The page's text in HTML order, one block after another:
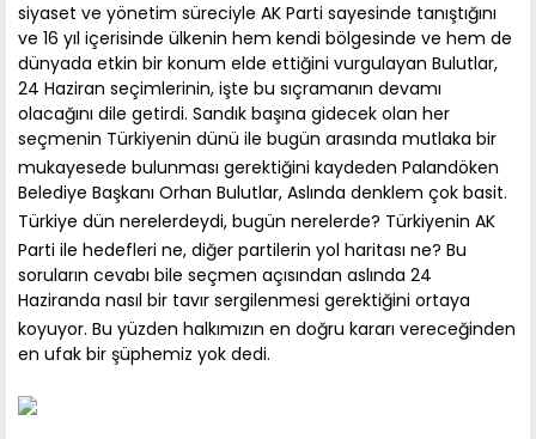
siyaset ve yönetim süreciyle AK Parti sayesinde tanıştığını
ve 16 yıl içerisinde ülkenin hem kendi bölgesinde ve hem de
dünyada etkin bir konum elde ettiğini vurgulayan Bulutlar,
24 Haziran seçimlerinin, işte bu sıçramanın devamı
olacağını dile getirdi. Sandık başına gidecek olan her
seçmenin Türkiyenin dünü ile bugün arasında mutlaka bir
mukayesede bulunması gerektiğini kaydeden Palandöken
Belediye Başkanı Orhan Bulutlar, Aslında denklem çok basit.
Türkiye dün nerelerdeydi, bugün nerelerde? Türkiyenin AK
Parti ile hedefleri ne, diğer partilerin yol haritası ne? Bu
soruların cevabı bile seçmen açısından aslında 24
Haziranda nasıl bir tavır sergilenmesi gerektiğini ortaya
koyuyor. Bu yüzden halkımızın en doğru kararı vereceğinden
en ufak bir şüphemiz yok dedi.